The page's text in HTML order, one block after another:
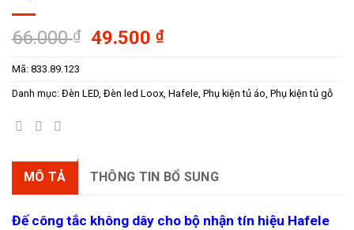
66.000₫
Giá
gốc
66.000 ₫.
49.500₫Giá
hiện
là:
Mã: 833.89.123
Danh mục: Đèn LED Đèn led Loox Hafele Phụ kiện tủ áo Phụ kiện tủ gỗ
MÔ TẢ THÔNG TIN BỔ SUNG
Đế công tắc không dây cho bộ nhận tín hiệu Hafele